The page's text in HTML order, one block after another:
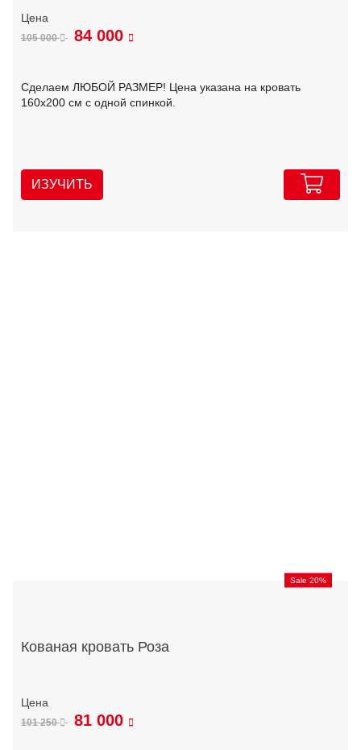
105 000 84 000
Сделаем ЛЮБОЙ РАЗМЕР! Цена указана на кровать
160х200 см с одной спинкой.
ИЗУЧИТЬ
Sale 20%
Кованая кровать Роза
101 250 81 000